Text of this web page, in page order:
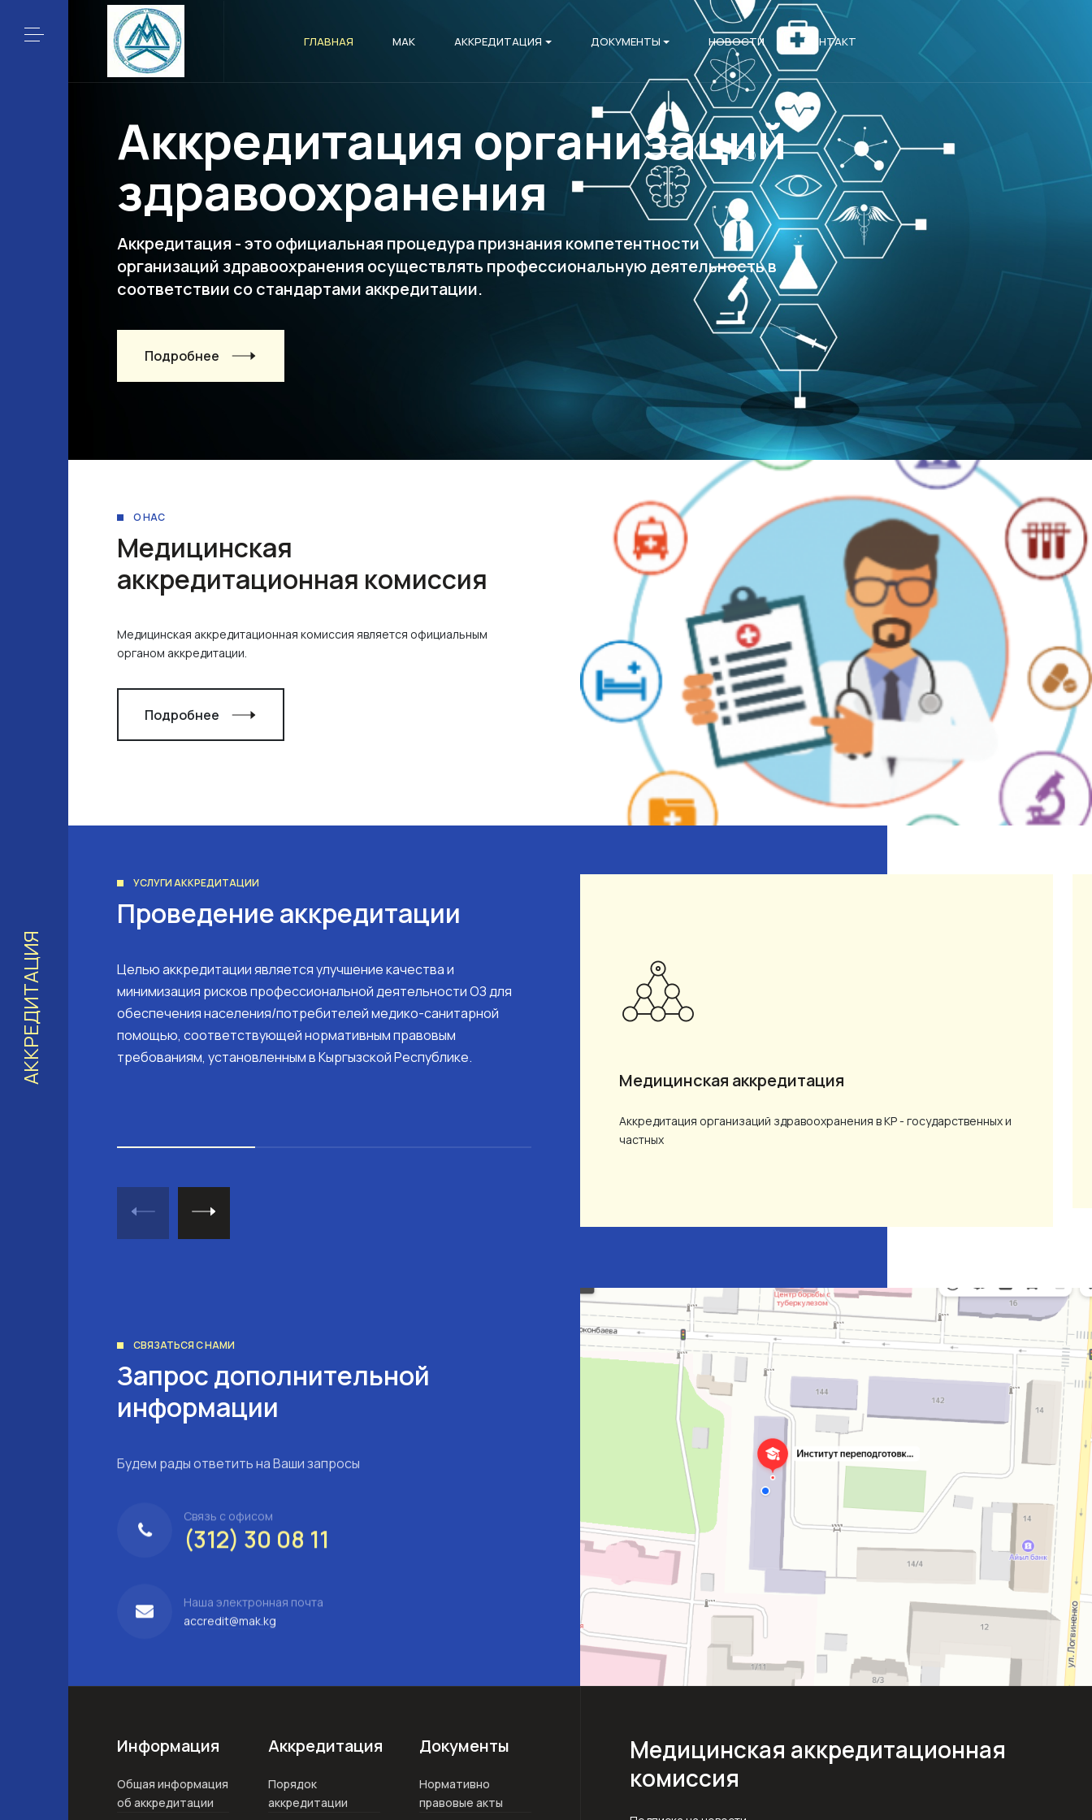
АККРЕДИТАЦИЯ
ГЛАВНАЯ МАК АККРЕДИТАЦИЯ ДОКУМЕНТЫ НОВОСТИ КОНТАКТ
Аккредитация организаций
здравоохранения
Аккредитация - это официальная процедура признания компетентности
организаций здравоохранения осуществлять профессиональную деятельность в
соответствии со стандартами аккредитации.
Подробнее
О НАС
Медицинская
аккредитационная комиссия
Медицинская аккредитационная комиссия является официальным
органом аккредитации.
Подробнее
УСЛУГИ АККРЕДИТАЦИИ
Проведение аккредитации
Целью аккредитации является улучшение качества и
минимизация рисков профессиональной деятельности ОЗ для
обеспечения населения/потребителей медико-санитарной
помощью, соответствующей нормативным правовым
требованиям, установленным в Кыргызской Республике.
Медицинская аккредитация
Аккредитация организаций здравоохранения в КР - государственных и
частных
СВЯЗАТЬСЯ С НАМИ
Запрос дополнительной
информации
Будем рады ответить на Ваши запросы
Связь с офисом
(312) 30 08 11
Наша электронная почта
accredit@mak.kg
Информация
Общая информация
об аккредитации
Аккредитация
Порядок
аккредитации
Документы
Нормативно
правовые акты
Медицинская аккредитационная
комиссия